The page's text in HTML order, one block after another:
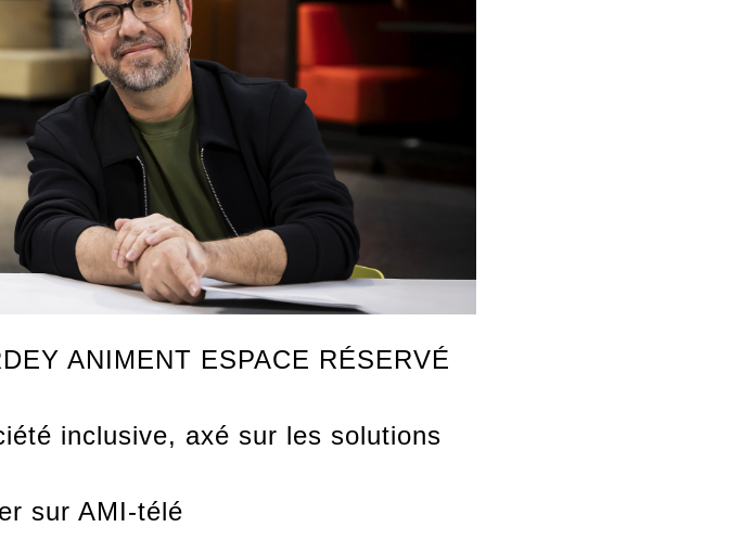
ANIMENT ESPACE RÉSERVÉ
inclusive, axé sur les solutions
sur AMI-télé